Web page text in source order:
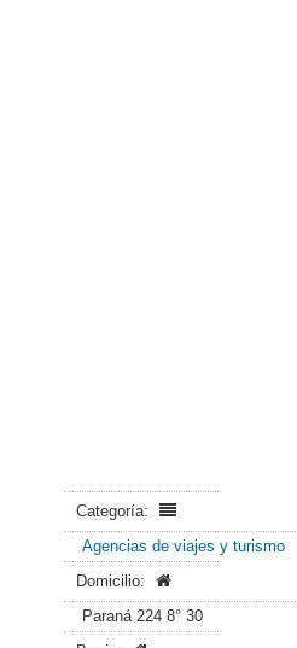
Categoría:
Agencias de viajes y turismo
Domicilio:
Paraná 224 8° 30